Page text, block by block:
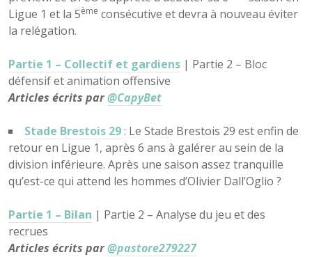
Ligue 1 et la 5ème consécutive et devra à nouveau éviter
la relégation.
Partie 1 – Collectif et gardiens | Partie 2 – Bloc
défensif et animation offensive
Articles écrits par@CapyBet
Stade Brestois 29: Le Stade Brestois 29 est enfin de
retour en Ligue 1, après 6 ans à galérer au sein de la
division inférieure. Après une saison assez tranquille
qu’est-ce qui attend les hommes d’Olivier Dall’Oglio ?
Partie 1 – Bilan | Partie 2 – Analyse du jeu et des
recrues
Articles écrits par@pastore279227